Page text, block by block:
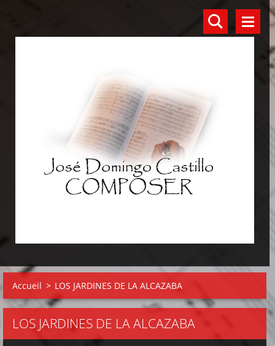
Accueil > LOS JARDINES DE LA ALCAZABA
LOS JARDINES DE LA ALCAZABA